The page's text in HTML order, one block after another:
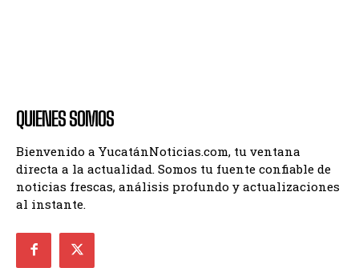
QUIENES SOMOS
Bienvenido a YucatánNoticias.com, tu ventana
directa a la actualidad. Somos tu fuente confiable de
noticias frescas, análisis profundo y actualizaciones
al instante.